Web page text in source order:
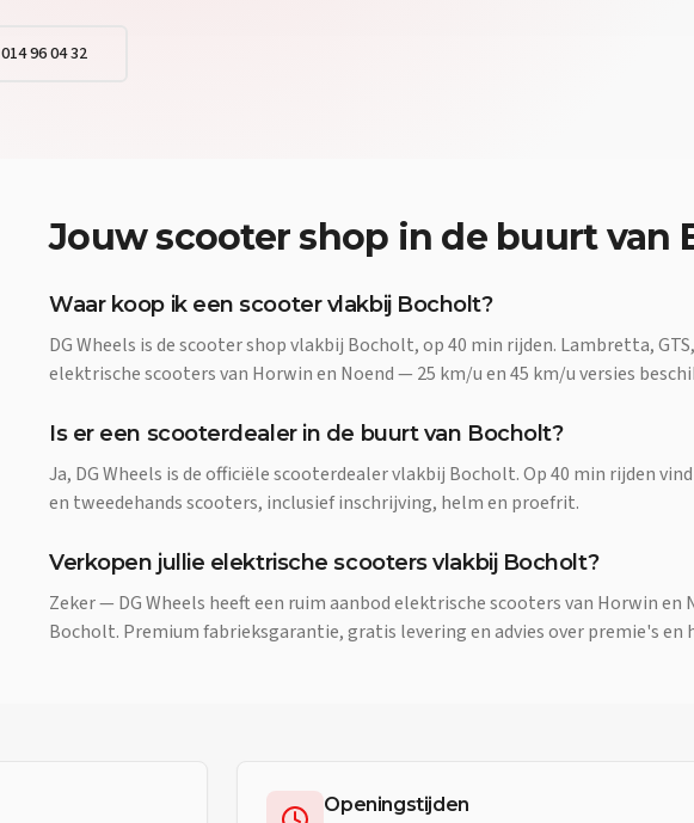
014 96 04 32
Jouwscooter shop in de buurt van
Waar koop ik een scooter vlakbij Bocholt?
DG Wheels is de scooter shop vlakbij Bocholt, op 40 min rijden. Lambretta,
elektrische scooters van Horwin en Noend — 25 km/u en 45 km/u versies
Is er een scooterdealer in de buurt van Bocholt?
Ja, DG Wheels is de officiële scooterdealer vlakbij Bocholt. Op 40 min rijden
en tweedehands scooters, inclusief inschrijving, helm en proefrit.
Verkopen jullie elektrische scooters vlakbij Bocholt?
Zeker — DG Wheels heeft een ruim aanbod elektrische scooters van Horwin en
Bocholt. Premium fabrieksgarantie, gratis levering en advies over premie's en
Openingstijden